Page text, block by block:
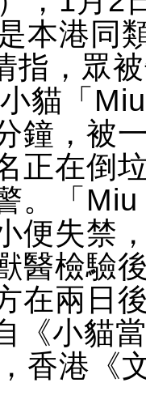
本港同
指，眾
貓「
鐘，被
正在倒
。「
便失禁
醫檢驗
在兩日
《小貓
香港《